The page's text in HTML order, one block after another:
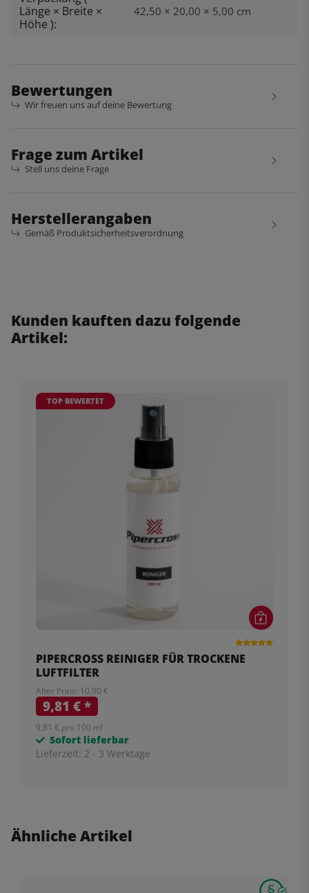
Länge × Breite ×
Höhe ):
42,50 × 20,00 × 5,00 cm
Bewertungen
Wir freuen uns auf deine Bewertung
Frage zum Artikel
Stell uns deine Frage
Herstellerangaben
Gemäß Produktsicherheitsverordnung
Kunden kauften dazu folgende
Artikel:
TOP BEWERTET
PIPERCROSS REINIGER FÜR TROCKENE
LUFTFILTER
Alter Preis: 10,90 €
9,81 €*
9,81 € pro 100 ml
Sofort lieferbar
Lieferzeit: 2 - 3 Werktage
Ähnliche Artikel